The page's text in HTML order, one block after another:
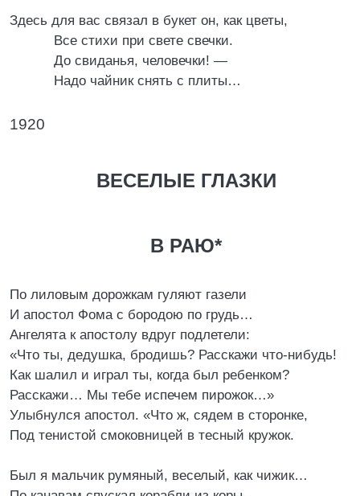
Здесь для вас связал в букет он, как цветы,
Все стихи при свете свечки.
До свиданья, человечки! —
Надо чайник снять с плиты…
1920
ВЕСЕЛЫЕ ГЛАЗКИ
В РАЮ*
По лиловым дорожкам гуляют газели
И апостол Фома с бородою по грудь…
Ангелята к апостолу вдруг подлетели:
«Что ты, дедушка, бродишь? Расскажи что-нибудь!
Как шалил и играл ты, когда был ребенком?
Расскажи… Мы тебе испечем пирожок…»
Улыбнулся апостол. «Что ж, сядем в сторонке,
Под тенистой смоковницей в тесный кружок.
Был я мальчик румяный, веселый, как чижик…